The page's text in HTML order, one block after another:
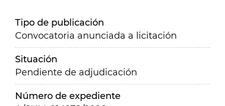
Tipo de publicación
Convocatoria anunciada a licitación
Situación
Pendiente de adjudicación
Número de expediente